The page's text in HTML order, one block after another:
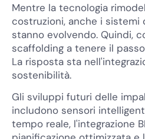
Mentre la tecnologia
costruzioni, anche i sistemi
stanno evolvendo. Quindi,
scaffolding a tenere il
La risposta sta
sostenibilità.
Gli sviluppi futuri delle
includono sensori
tempo reale, l'integrazione